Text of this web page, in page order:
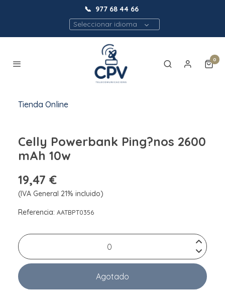
📞 977 68 44 66
Seleccionar idioma
0
Tienda Online
Celly Powerbank Ping?nos 2600
mAh 10w
19,47 €
(IVA General 21% incluido)
Referencia: AATBPT0356
Agotado